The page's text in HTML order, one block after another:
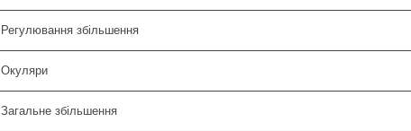
Регулювання збільшення
Окуляри
Загальне збільшення